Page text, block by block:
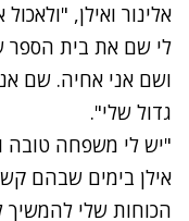
אלינור ואילן,
לי שם את בית הספר
ושם אני אחיה. שם
גדול שלי".
"יש לי משפחה טובה
אילן בימים שבהם
הכוחות שלי להמשיך